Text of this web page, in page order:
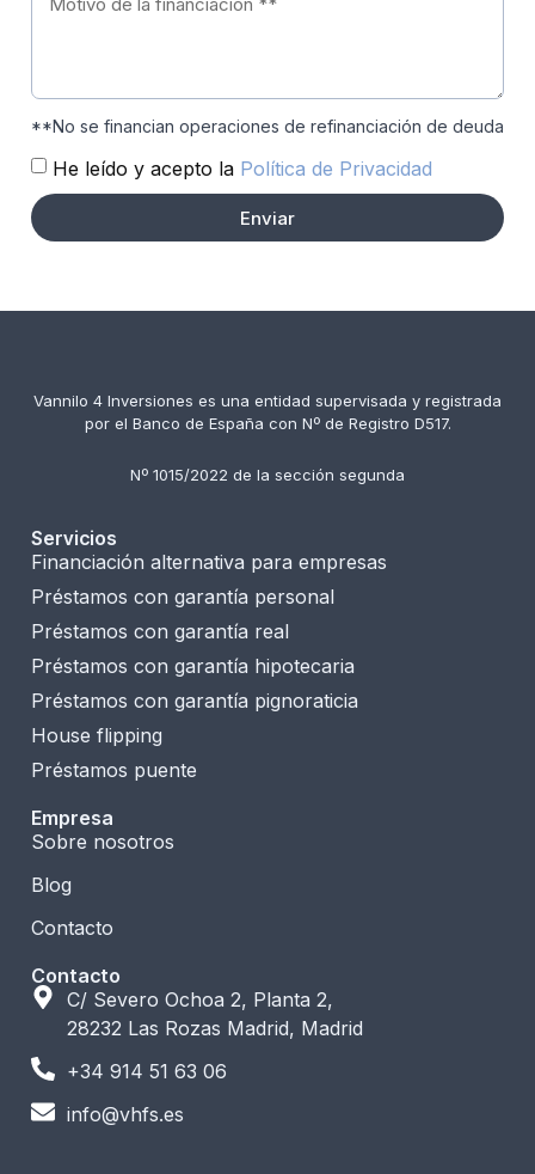
**No se financian operaciones de refinanciación de deuda
He leído y acepto la Política de Privacidad
Enviar
Vannilo 4 Inversiones es una entidad supervisada y registrada
por el Banco de España con Nº de Registro D517.
Nº 1015/2022 de la sección segunda
Servicios
Financiación alternativa para empresas
Préstamos con garantía personal
Préstamos con garantía real
Préstamos con garantía hipotecaria
Préstamos con garantía pignoraticia
House flipping
Préstamos puente
Empresa
Sobre nosotros
Blog
Contacto
Contacto
C/ Severo Ochoa 2, Planta 2,
28232 Las Rozas Madrid, Madrid
+34 914 51 63 06
info@vhfs.es